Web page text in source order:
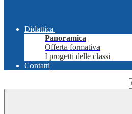
Didattica
Panoramica
Offerta formativa
I progetti delle classi
Contatti